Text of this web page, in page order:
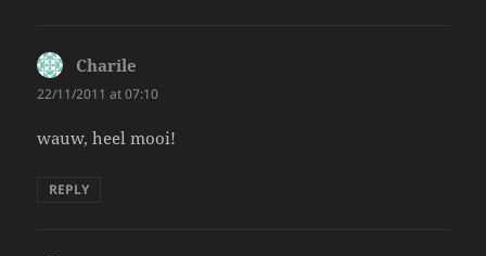
Charile
22/11/2011 at 07:10
wauw, heel mooi!
REPLY